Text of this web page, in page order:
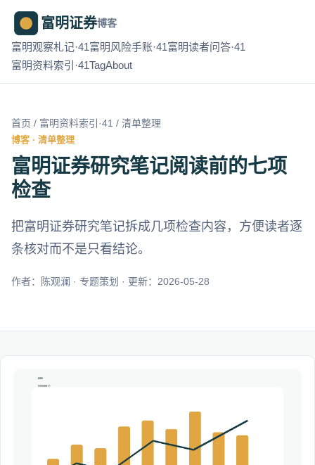
富明证券博客
富明观察札记·41富明风险手账·41富明读者问答·41
富明资料索引·41TagAbout
首页 / 富明资料索引·41 / 清单整理
博客 · 清单整理
富明证券研究笔记阅读前的七项
检查
把富明证券研究笔记拆成几项检查内容，方便读者逐
条核对而不是只看结论。
作者：陈观澜 · 专题策划 · 更新：2026-05-28